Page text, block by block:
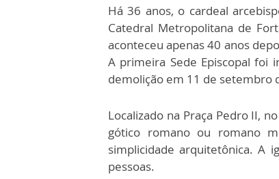
Há 36 anos, o cardeal
Catedral Metropolitana de
aconteceu apenas 40 anos
A primeira Sede Episcopal foi
demolição em 11 de setembro
Localizado na Praça Pedro II,
gótico romano ou romano
simplicidade arquitetônica. A
pessoas.